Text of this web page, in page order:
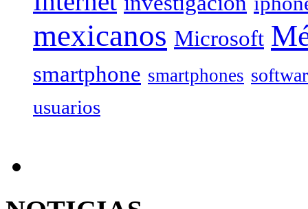
mexicanos Microsoft
smartphone smartphones
usuarios